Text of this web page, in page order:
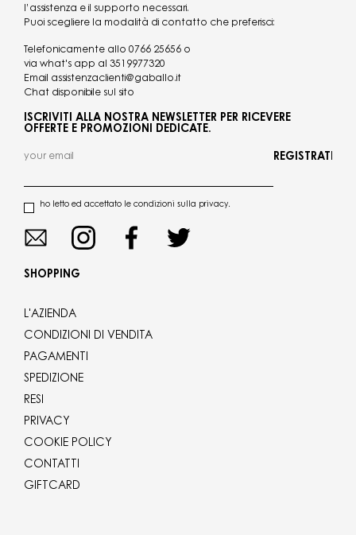
l’assistenza e il supporto necessari.
Puoi scegliere la modalità di contatto che preferisci:
Telefonicamente allo 0766 25656 o
via what's app al 3519977320
Email assistenzaclienti@gaballo.it
Chat disponibile sul sito
ISCRIVITI ALLA NOSTRA NEWSLETTER PER RICEVERE
OFFERTE E PROMOZIONI DEDICATE.
ho letto ed accettato le condizioni sulla privacy.
REGISTRATI
SHOPPING
L'AZIENDA
CONDIZIONI DI VENDITA
PAGAMENTI
SPEDIZIONE
RESI
PRIVACY
COOKIE POLICY
CONTATTI
GIFTCARD